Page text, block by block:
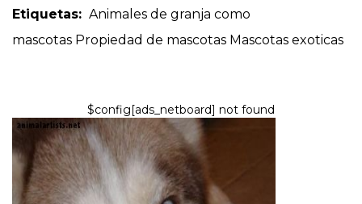
Etiquetas: Animales de granja como
mascotas Propiedad de mascotas Mascotas exoticas
$config[ads_netboard] not found